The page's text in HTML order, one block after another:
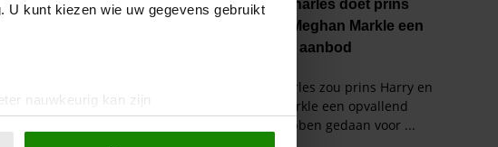
U kunt kiezen wie uw gegevens gebruikt
nauwkeurig kan zijn
(fingerprinting)